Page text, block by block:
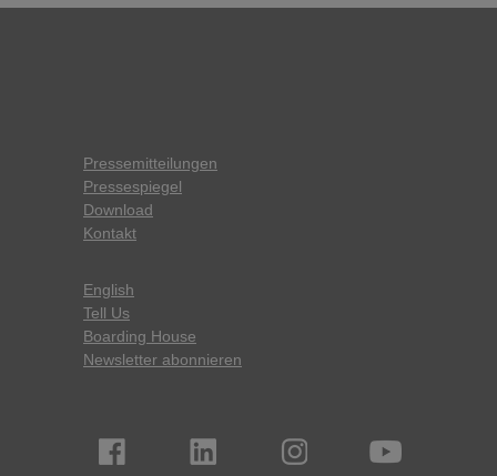
Pressemitteilungen
Pressespiegel
Download
Kontakt
English
Tell Us
Boarding House
Newsletter abonnieren